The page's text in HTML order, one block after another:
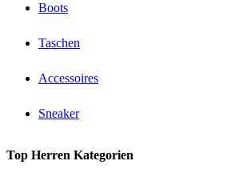
Boots
Taschen
Accessoires
Sneaker
Top Herren Kategorien